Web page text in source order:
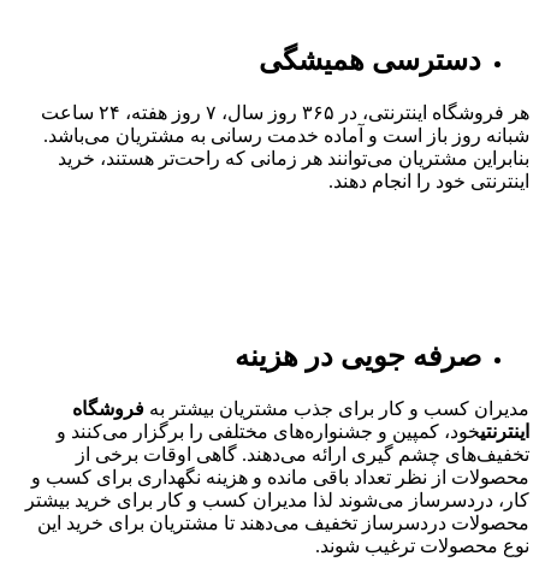
دسترسی همیشگی
هر فروشگاه اینترنتی، در ۳۶۵ روز سال، ۷ روز هفته، ۲۴ ساعت
شبانه روز باز است و آماده خدمت رسانی به مشتریان می‌باشد.
بنابراین مشتریان می‌توانند هر زمانی که راحت‌تر هستند، خرید
اینترنتی خود را انجام دهند.
صرفه جویی در هزینه
مدیران کسب و کار برای جذب مشتریان بیشتر به فروشگاه
اینترنتیخود، کمپین و جشنواره‌های مختلفی را برگزار می‌کنند و
تخفیف‌های چشم گیری ارائه می‌دهند. گاهی اوقات برخی از
محصولات از نظر تعداد باقی مانده و هزینه نگهداری برای کسب و
کار، دردسرساز می‌شوند لذا مدیران کسب و کار برای خرید بیشتر
محصولات دردسرساز تخفیف می‌دهند تا مشتریان برای خرید این
نوع محصولات ترغیب شوند.